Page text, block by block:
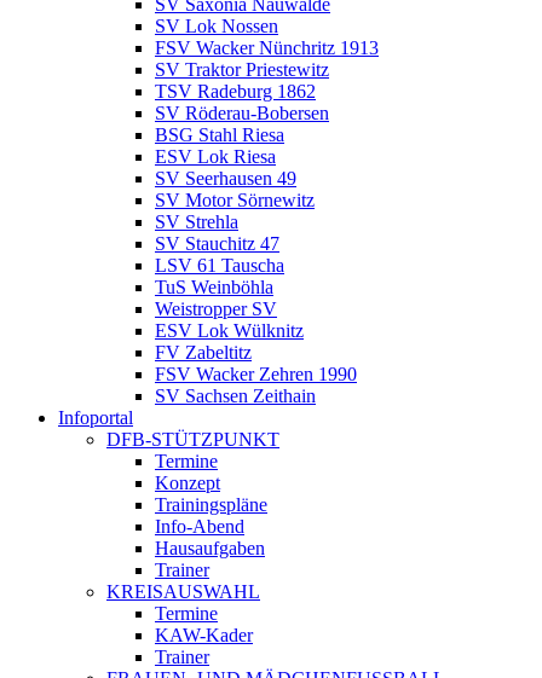
SV Saxonia Nauwalde
SV Lok Nossen
FSV Wacker Nünchritz 1913
SV Traktor Priestewitz
TSV Radeburg 1862
SV Röderau-Bobersen
BSG Stahl Riesa
ESV Lok Riesa
SV Seerhausen 49
SV Motor Sörnewitz
SV Strehla
SV Stauchitz 47
LSV 61 Tauscha
TuS Weinböhla
Weistropper SV
ESV Lok Wülknitz
FV Zabeltitz
FSV Wacker Zehren 1990
SV Sachsen Zeithain
Infoportal
DFB-STÜTZPUNKT
Termine
Konzept
Trainingspläne
Info-Abend
Hausaufgaben
Trainer
KREISAUSWAHL
Termine
KAW-Kader
Trainer